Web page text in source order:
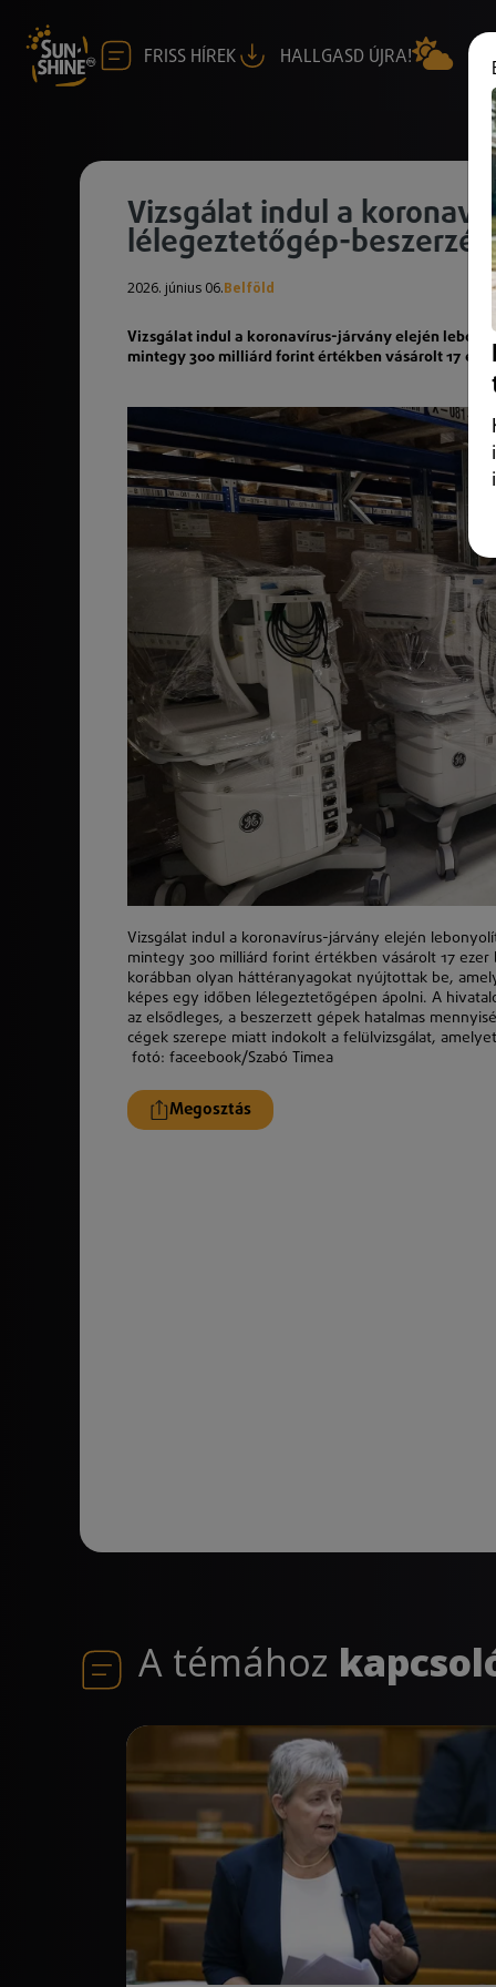
FRISS HÍREK HALLGASD ÚJRA!
Vizsgálat indul a
lélegeztetőgép-
2026. június 06.Belföld
Vizsgálat indul a koronavírus-járvány elején
mintegy 300 milliárd forint értékben vásárolt 17
Vizsgálat indul a koronavírus-járvány elején
mintegy 300 milliárd forint értékben vásárolt 17
korábban olyan háttéranyagokat nyújtottak be,
képes egy időben lélegeztetőgépen ápolni. A
az elsődleges, a beszerzett gépek hatalmas
cégek szerepe miatt indokolt a felülvizsgálat,
fotó: faceebook/Szabó Timea
Megosztás
A témához